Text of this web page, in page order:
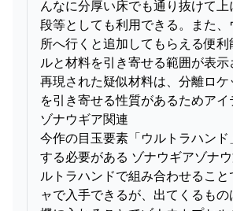
んなに分厚い床でも通り抜けて
段等としても利用できる。また
所へ行くと追加してもらえる便
ルと材料を引き寄せる範囲が表
再現された疑似材料は、分離ロ
を引き寄せる性質があるためア
ゾナウギア関連
今作の目玉要素「ウルトラハン
する必要がある ゾナウギアゾナ
ルトラハンドで組み合わせるこ
ャで入手できるが、出てくるも